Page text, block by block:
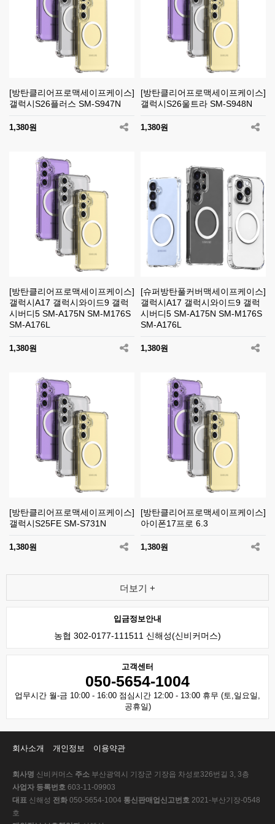
[방탄클리어프로맥세이프케이스]
갤럭시S26플러스 SM-S947N
1,380원
[방탄클리어프로맥세이프케이스]
갤럭시S26울트라 SM-S948N
1,380원
[방탄클리어프로맥세이프케이스]
갤럭시A17 갤럭시와이드9 갤럭
시버디5 SM-A175N SM-M176S
SM-A176L
1,380원
[슈퍼방탄풀커버맥세이프케이스]
갤럭시A17 갤럭시와이드9 갤럭
시버디5 SM-A175N SM-M176S
SM-A176L
1,380원
[방탄클리어프로맥세이프케이스]
갤럭시S25FE SM-S731N
1,380원
[방탄클리어프로맥세이프케이스]
아이폰17프로 6.3
1,380원
더보기 +
입금정보안내
농협 302-0177-111511 신해성(신비커머스)
고객센터
050-5654-1004
업무시간 월-금 10:00 - 16:00 점심시간 12:00 - 13:00 휴무 (토,일요일,
공휴일)
회사소개 개인정보 이용약관
회사명 신비커머스 주소 부산광역시 기장군 기장읍 차성로326번길 3, 3층
사업자 등록번호 603-11-09903
대표 신해성 전화 050-5654-1004 통신판매업신고번호 2021-부산기장-0548
호